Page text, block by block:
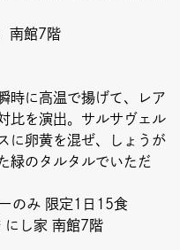
南館7階
時に高温で揚げて、レア
比を演出。サルサヴェル
に卵黄を混ぜ、しょうが
緑のタルタルでいただ
のみ 限定1日15食
にし家 南館7階